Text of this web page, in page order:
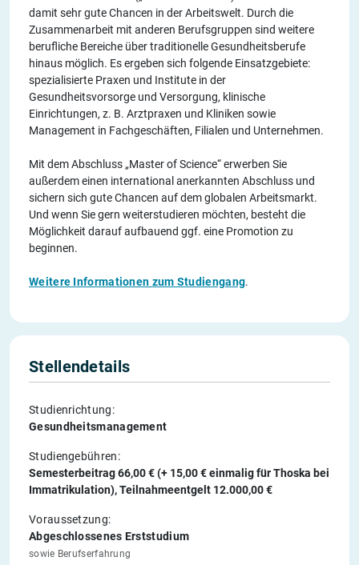
damit sehr gute Chancen in der Arbeitswelt. Durch die
Zusammenarbeit mit anderen Berufsgruppen sind weitere
berufliche Bereiche über traditionelle Gesundheitsberufe
hinaus möglich. Es ergeben sich folgende Einsatzgebiete:
spezialisierte Praxen und Institute in der
Gesundheitsvorsorge und Versorgung, klinische
Einrichtungen, z. B. Arztpraxen und Kliniken sowie
Management in Fachgeschäften, Filialen und Unternehmen.
Mit dem Abschluss „Master of Science“ erwerben Sie
außerdem einen international anerkannten Abschluss und
sichern sich gute Chancen auf dem globalen Arbeitsmarkt. ​​
Und wenn Sie gern weiterstudieren möchten, besteht die
Möglichkeit darauf aufbauend ggf. eine Promotion zu
beginnen.
Weitere Informationen zum Studiengang.
Stellendetails
Studienrichtung:
Gesundheitsmanagement
Studiengebühren:
Semesterbeitrag 66,00 € (+ 15,00 € einmalig für Thoska bei
Immatrikulation), Teilnahmeentgelt 12.000,00 €
Voraussetzung:
Abgeschlossenes Erststudium
sowie Berufserfahrung